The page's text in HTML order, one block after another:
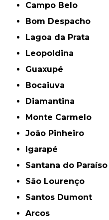
Campo Belo
Bom Despacho
Lagoa da Prata
Leopoldina
Guaxupé
Bocaiuva
Diamantina
Monte Carmelo
João Pinheiro
Igarapé
Santana do Paraíso
São Lourenço
Santos Dumont
Arcos